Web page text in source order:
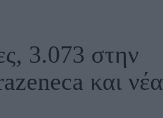
3.073 στην
και νέα